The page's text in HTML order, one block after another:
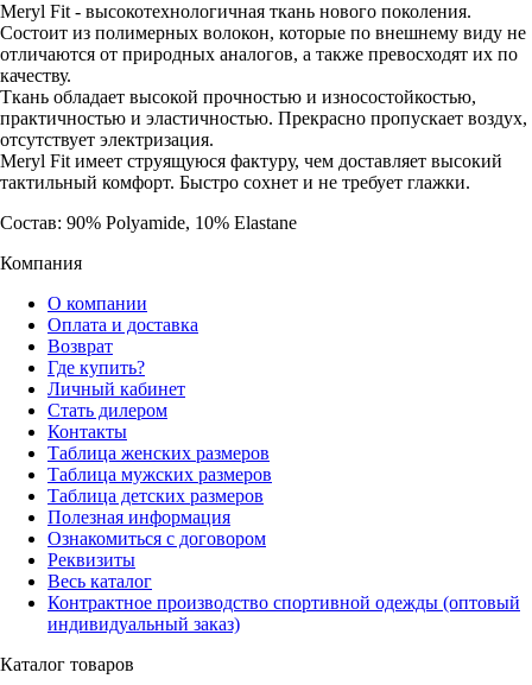
Meryl Fit - высокотехнологичная ткань нового поколения.
Состоит из полимерных волокон, которые по внешнему виду не
отличаются от природных аналогов, а также превосходят их по
качеству.
Ткань обладает высокой прочностью и износостойкостью,
практичностью и эластичностью. Прекрасно пропускает воздух,
отсутствует электризация.
Meryl Fit имеет струящуюся фактуру, чем доставляет высокий
тактильный комфорт. Быстро сохнет и не требует глажки.
Состав: 90% Polyamide, 10% Elastane
Компания
О компании
Оплата и доставка
Возврат
Где купить?
Личный кабинет
Стать дилером
Контакты
Таблица женских размеров
Таблица мужских размеров
Таблица детских размеров
Полезная информация
Ознакомиться с договором
Реквизиты
Весь каталог
Контрактное производство спортивной одежды (оптовый
индивидуальный заказ)
Каталог товаров